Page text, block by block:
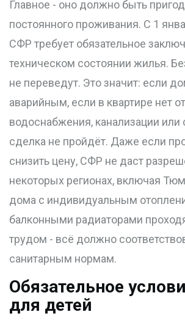
Главное - оно должно быть
постоянного проживания. С 1
СФР требует обязательное
техническом состоянии жилья.
не переведут. Это значит: если
аварийным, если в квартире нет
водоснабжения, канализации или
сделка не пройдёт. Даже если
снизить цену, СФР не даст
некоторых регионах, включая
дома с индивидуальным
балконными радиаторами
трудом - всё должно
санитарным нормам.
Обязательное
для детей